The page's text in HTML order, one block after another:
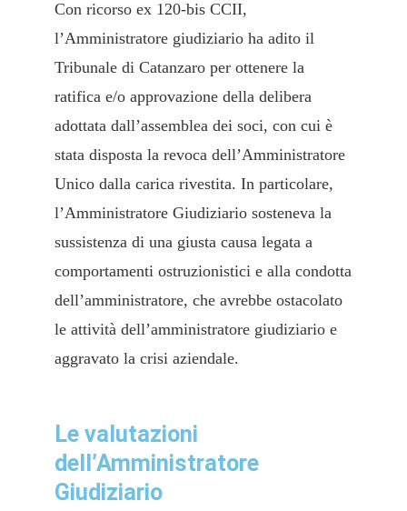
Con ricorso ex 120-bis CCII,
l’Amministratore giudiziario ha adito il
Tribunale di Catanzaro per ottenere la
ratifica e/o approvazione della delibera
adottata dall’assemblea dei soci, con cui è
stata disposta la revoca dell’Amministratore
Unico dalla carica rivestita. In particolare,
l’Amministratore Giudiziario sosteneva la
sussistenza di una giusta causa legata a
comportamenti ostruzionistici e alla condotta
dell’amministratore, che avrebbe ostacolato
le attività dell’amministratore giudiziario e
aggravato la crisi aziendale.
Le valutazioni
dell’Amministratore
Giudiziario